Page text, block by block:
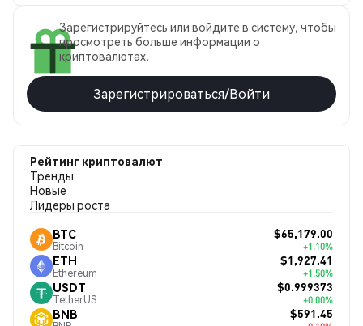
Зарегистрируйтесь или войдите в систему, чтобы
просмотреть больше информации о
криптовалютах.
Зарегистрироваться/Войти
Рейтинг криптовалют
Тренды
Новые
Лидеры роста
BTC
Bitcoin
$65,179.00
+1.10%
ETH
Ethereum
$1,927.41
+1.50%
USDT
TetherUS
$0.999373
+0.00%
BNB $591.45